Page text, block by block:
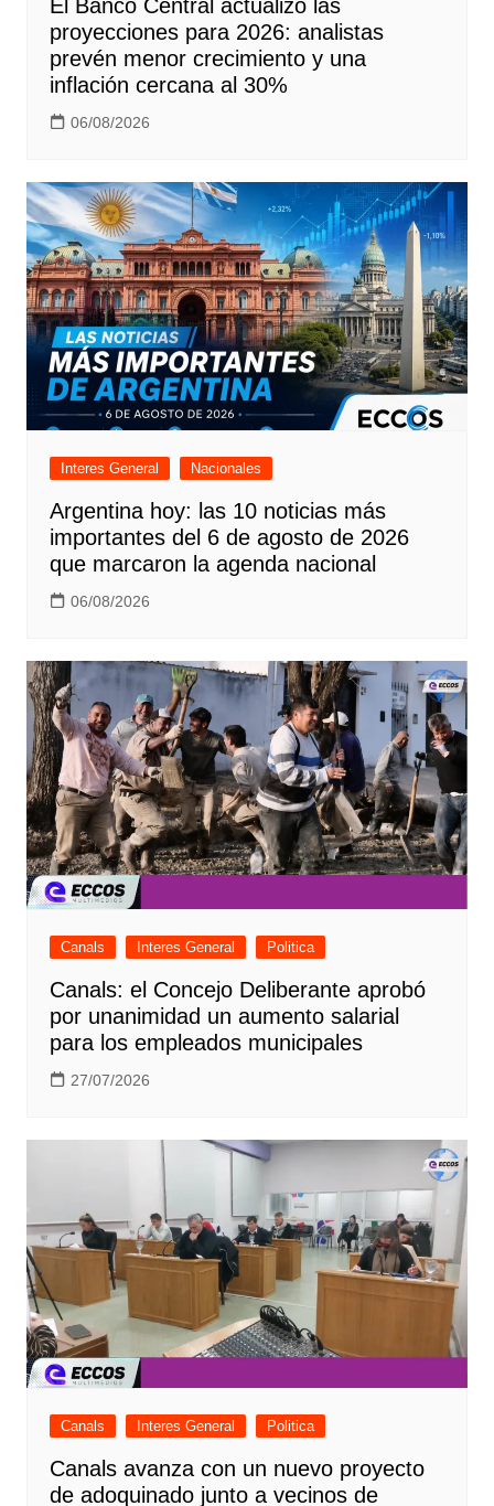
El Banco Central actualizó las
proyecciones para 2026: analistas
prevén menor crecimiento y una
inflación cercana al 30%
06/08/2026
Interes General Nacionales
Argentina hoy: las 10 noticias más
importantes del 6 de agosto de 2026
que marcaron la agenda nacional
06/08/2026
Canals Interes General Politica
Canals: el Concejo Deliberante aprobó
por unanimidad un aumento salarial
para los empleados municipales
27/07/2026
Canals Interes General Politica
Canals avanza con un nuevo proyecto
de adoquinado junto a vecinos de